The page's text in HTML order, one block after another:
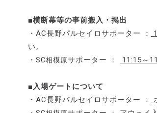
■横断幕等の事前搬入・掲出
・AC長野パルセイロサポーター ：
い。
・ SC相模原サポーター ： 11:15～
■入場ゲートについて
・AC長野パルセイロサポーター ：